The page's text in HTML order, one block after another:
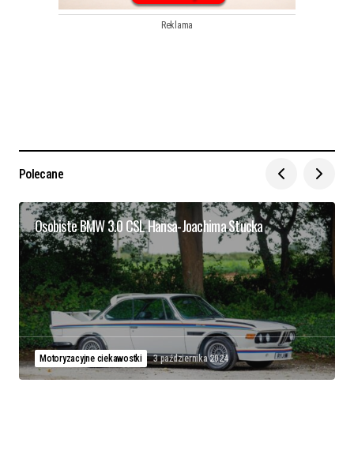
Reklama
Polecane
Osobiste BMW 3.0 CSL Hansa-Joachima Stucka
Motoryzacyjne ciekawostki 3 października 2024